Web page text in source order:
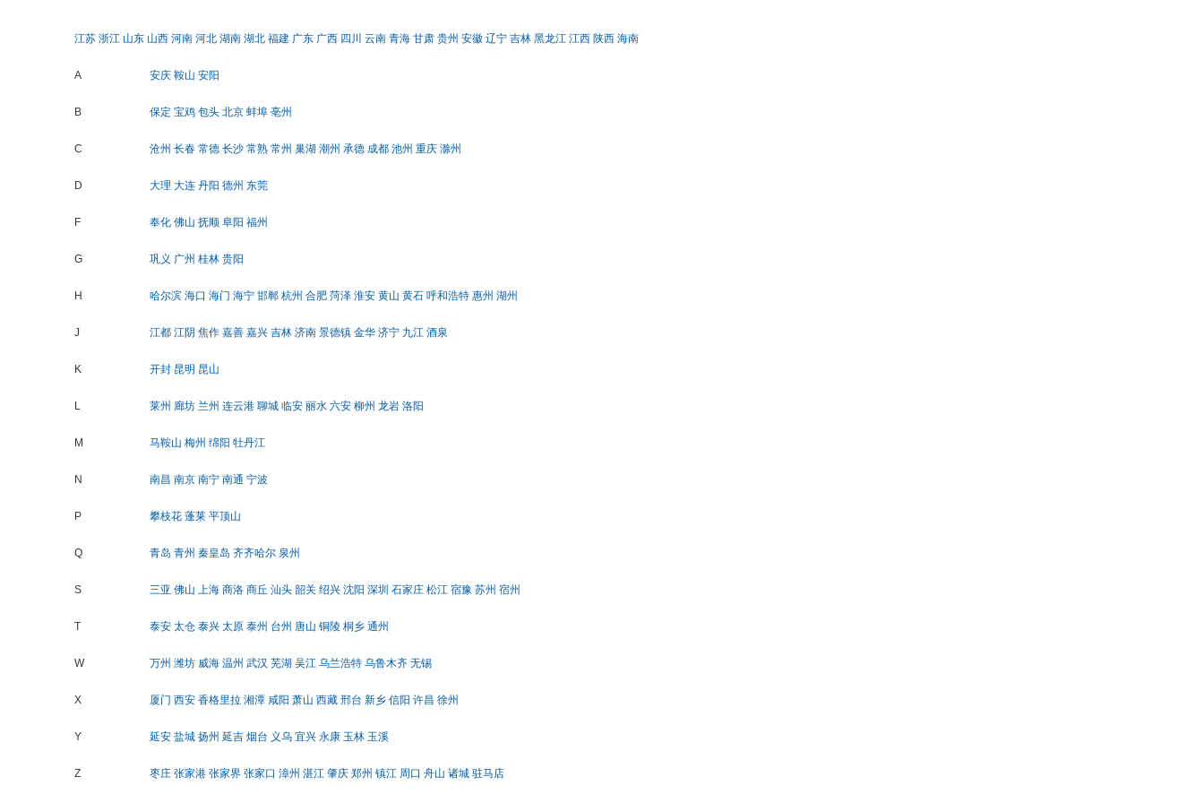
江苏 浙江 山东 山西 河南 河北 湖南 湖北 福建 广东 广西 四川 云南 青海 甘肃 贵州 安徽 辽宁 吉林 黑龙江 江西 陕西 海南
A 安庆 鞍山 安阳
B 保定 宝鸡 包头 北京 蚌埠 亳州
C 沧州 长春 常德 长沙 常熟 常州 巢湖 潮州 承德 成都 池州 重庆 滁州
D 大理 大连 丹阳 德州 东莞
F 奉化 佛山 抚顺 阜阳 福州
G 巩义 广州 桂林 贵阳
H 哈尔滨 海口 海门 海宁 邯郸 杭州 合肥 菏泽 淮安 黄山 黄石 呼和浩特 惠州 湖州
J 江都 江阴 焦作 嘉善 嘉兴 吉林 济南 景德镇 金华 济宁 九江 酒泉
K 开封 昆明 昆山
L 莱州 廊坊 兰州 连云港 聊城 临安 丽水 六安 柳州 龙岩 洛阳
M 马鞍山 梅州 绵阳 牡丹江
N 南昌 南京 南宁 南通 宁波
P 攀枝花 蓬莱 平顶山
Q 青岛 青州 秦皇岛 齐齐哈尔 泉州
S 三亚 佛山 上海 商洛 商丘 汕头 韶关 绍兴 沈阳 深圳 石家庄 松江 宿豫 苏州 宿州
T 泰安 太仓 泰兴 太原 泰州 台州 唐山 铜陵 桐乡 通州
W 万州 潍坊 威海 温州 武汉 芜湖 吴江 乌兰浩特 乌鲁木齐 无锡
X 厦门 西安 香格里拉 湘潭 咸阳 萧山 西藏 邢台 新乡 信阳 许昌 徐州
Y 延安 盐城 扬州 延吉 烟台 义乌 宜兴 永康 玉林 玉溪
Z 枣庄 张家港 张家界 张家口 漳州 湛江 肇庆 郑州 镇江 周口 舟山 诸城 驻马店